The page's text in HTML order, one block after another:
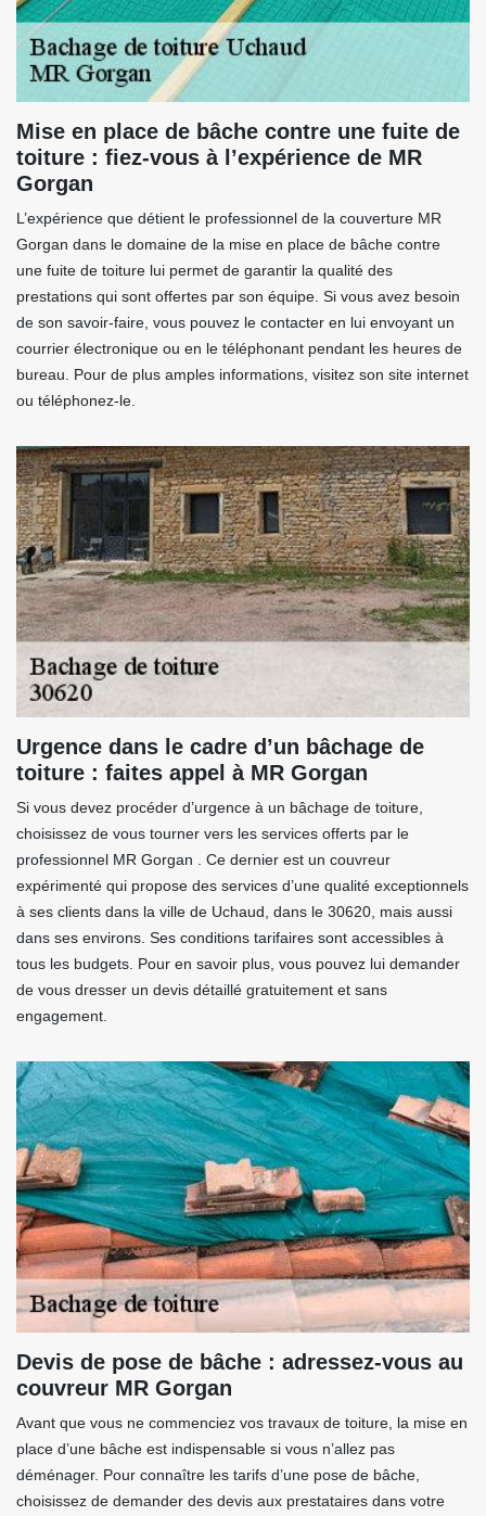
Mise en place de bâche contre une fuite de
toiture : fiez-vous à l’expérience de MR
Gorgan
L’expérience que détient le professionnel de la couverture MR
Gorgan dans le domaine de la mise en place de bâche contre
une fuite de toiture lui permet de garantir la qualité des
prestations qui sont offertes par son équipe. Si vous avez besoin
de son savoir-faire, vous pouvez le contacter en lui envoyant un
courrier électronique ou en le téléphonant pendant les heures de
bureau. Pour de plus amples informations, visitez son site internet
ou téléphonez-le.
Urgence dans le cadre d’un bâchage de
toiture : faites appel à MR Gorgan
Si vous devez procéder d’urgence à un bâchage de toiture,
choisissez de vous tourner vers les services offerts par le
professionnel MR Gorgan . Ce dernier est un couvreur
expérimenté qui propose des services d’une qualité exceptionnels
à ses clients dans la ville de Uchaud, dans le 30620, mais aussi
dans ses environs. Ses conditions tarifaires sont accessibles à
tous les budgets. Pour en savoir plus, vous pouvez lui demander
de vous dresser un devis détaillé gratuitement et sans
engagement.
Devis de pose de bâche : adressez-vous au
couvreur MR Gorgan
Avant que vous ne commenciez vos travaux de toiture, la mise en
place d’une bâche est indispensable si vous n’allez pas
déménager. Pour connaître les tarifs d’une pose de bâche,
choisissez de demander des devis aux prestataires dans votre